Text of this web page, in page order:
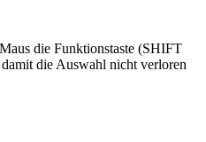
die Funktionstaste (SHIFT
die Auswahl nicht verloren